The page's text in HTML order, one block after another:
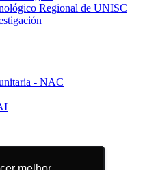
Regional de UNISC
- NAC